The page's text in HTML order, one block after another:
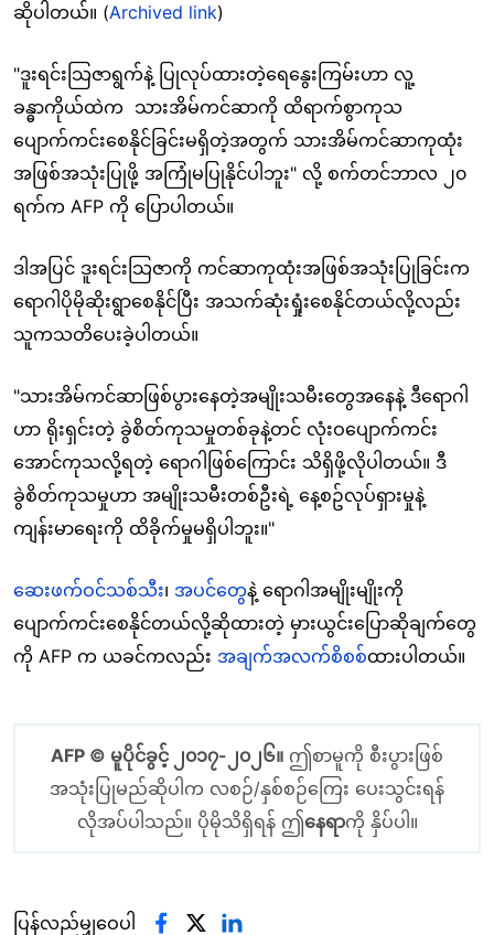
ဆိုပါတယ်။ (Archived link)
"ဒူးရင်းသြဇာရွက်နဲ့ ပြုလုပ်ထားတဲ့ရေနွေးကြမ်းဟာ လူ့
ခန္ဓာကိုယ်ထဲက သားအိမ်ကင်ဆာကို ထိရာက်စွာကုသ
ပျောက်ကင်းစေနိုင်ခြင်းမရှိတဲ့အတွက် သားအိမ်ကင်ဆာကုထုံး
အဖြစ်အသုံးပြုဖို့ အကြုံမပြုနိုင်ပါဘူး" လို့ စက်တင်ဘာလ ၂၀
ရက်က AFP ကို ပြောပါတယ်။
ဒါအပြင် ဒူးရင်းသြဇာကို ကင်ဆာကုထုံးအဖြစ်အသုံးပြုခြင်းက
ရောဂါပိုမိုဆိုးရွာစေနိုင်ပြီး အသက်ဆုံးရှုံးစေနိုင်တယ်လို့လည်း
သူကသတိပေးခဲ့ပါတယ်။
"သားအိမ်ကင်ဆာဖြစ်ပွားနေတဲ့အမျိုးသမီးတွေအနေနဲ့ ဒီရောဂါ
ဟာ ရိုးရှင်းတဲ့ ခွဲစိတ်ကုသမှုတစ်ခုနဲ့တင် လုံးဝပျောက်ကင်း
အောင်ကုသလို့ရတဲ့ ရောဂါဖြစ်ကြောင်း သိရှိဖို့လိုပါတယ်။ ဒီ
ခွဲစိတ်ကုသမှုဟာ အမျိုးသမီးတစ်ဦးရဲ့ နေ့စဥ်လုပ်ရှားမှုနဲ့
ကျန်းမာရေးကို ထိခိုက်မှုမရှိပါဘူး။"
ဆေးဖက်ဝင်သစ်သီး၊ အပင်တွေနဲ့ ရောဂါအမျိုးမျိုးကို
ပျောက်ကင်းစေနိုင်တယ်လို့ဆိုထားတဲ့ မှားယွင်းပြောဆိုချက်တွေ
ကို AFP က ယခင်ကလည်း အချက်အလက်စိစစ်ထားပါတယ်။
AFP © မူပိုင်ခွင့် ၂၀၁၇-၂၀၂၆။ ဤစာမူကို စီးပွားဖြစ်
အသုံးပြုမည်ဆိုပါက လစဉ်/နှစ်စဉ်ကြေး ပေးသွင်းရန်
လိုအပ်ပါသည်။ ပိုမိုသိရှိရန် ဤနေရာကို နှိပ်ပါ။
ပြန်လည်မျှဝေပါ